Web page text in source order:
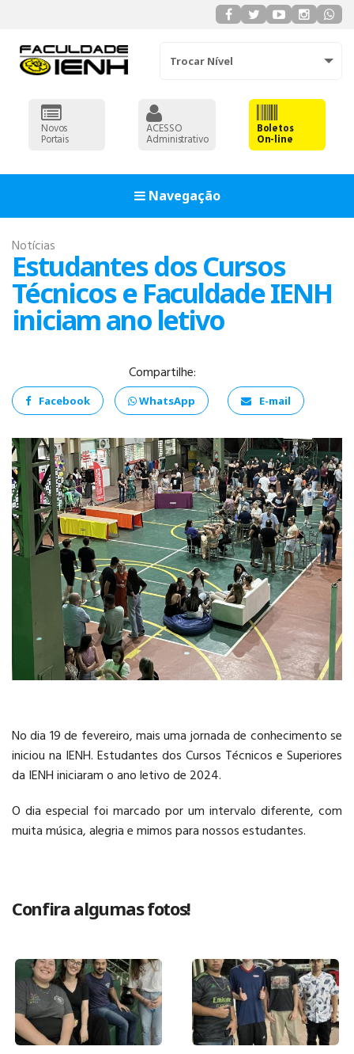
Trocar Nível
Novos
Portais
ACESSO
Administrativo
Boletos
On-line
Navegação
ANÁLISE E
DESENVOLVIMENTO
DE SISTEMAS
PSICOLOGIA
PÓS-GRADUAÇÃO
Notícias
Estudantes dos Cursos
Técnicos e Faculdade IENH
iniciam ano letivo
Compartilhe:
Facebook WhatsApp E-mail
No dia 19 de fevereiro, mais uma jornada de conhecimento se
iniciou na IENH. Estudantes dos Cursos Técnicos e Superiores
da IENH iniciaram o ano letivo de 2024.
O dia especial foi marcado por um intervalo diferente, com
muita música, alegria e mimos para nossos estudantes.
Confira algumas fotos!